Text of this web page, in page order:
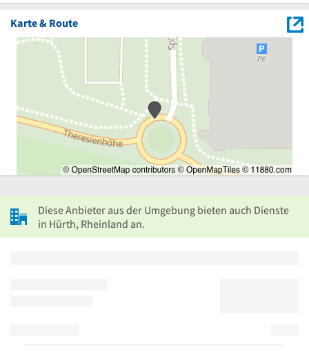
Karte & Route
Diese Anbieter aus der Umgebung bieten auch Dienste
in Hürth, Rheinland an.